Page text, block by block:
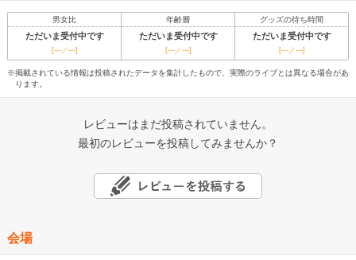
男女比 年齢層 グッズの待ち時間
ただいま受付中です ただいま受付中です ただいま受付中です
[---／---] [---／---] [---／---]
※掲載されている情報は投稿されたデータを集計したもので、実際のライブとは異なる場合があ
ります。
レビューはまだ投稿されていません。
最初のレビューを投稿してみませんか？
会場